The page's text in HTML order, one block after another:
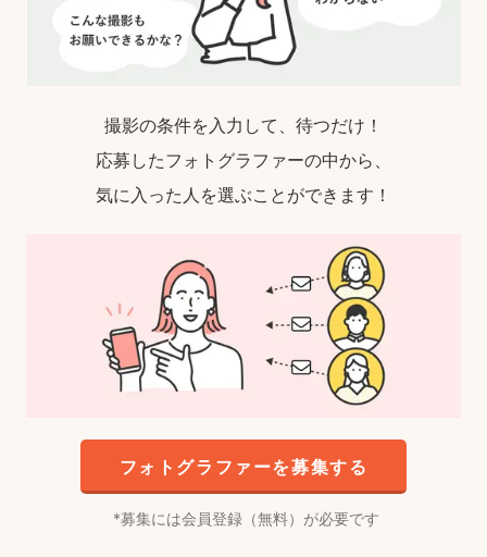
撮影の条件を入力して、待つだけ！
応募したフォトグラファーの中から、
気に入った人を選ぶことができます！
フォトグラファーを募集する
募集には会員登録（無料）が必要です